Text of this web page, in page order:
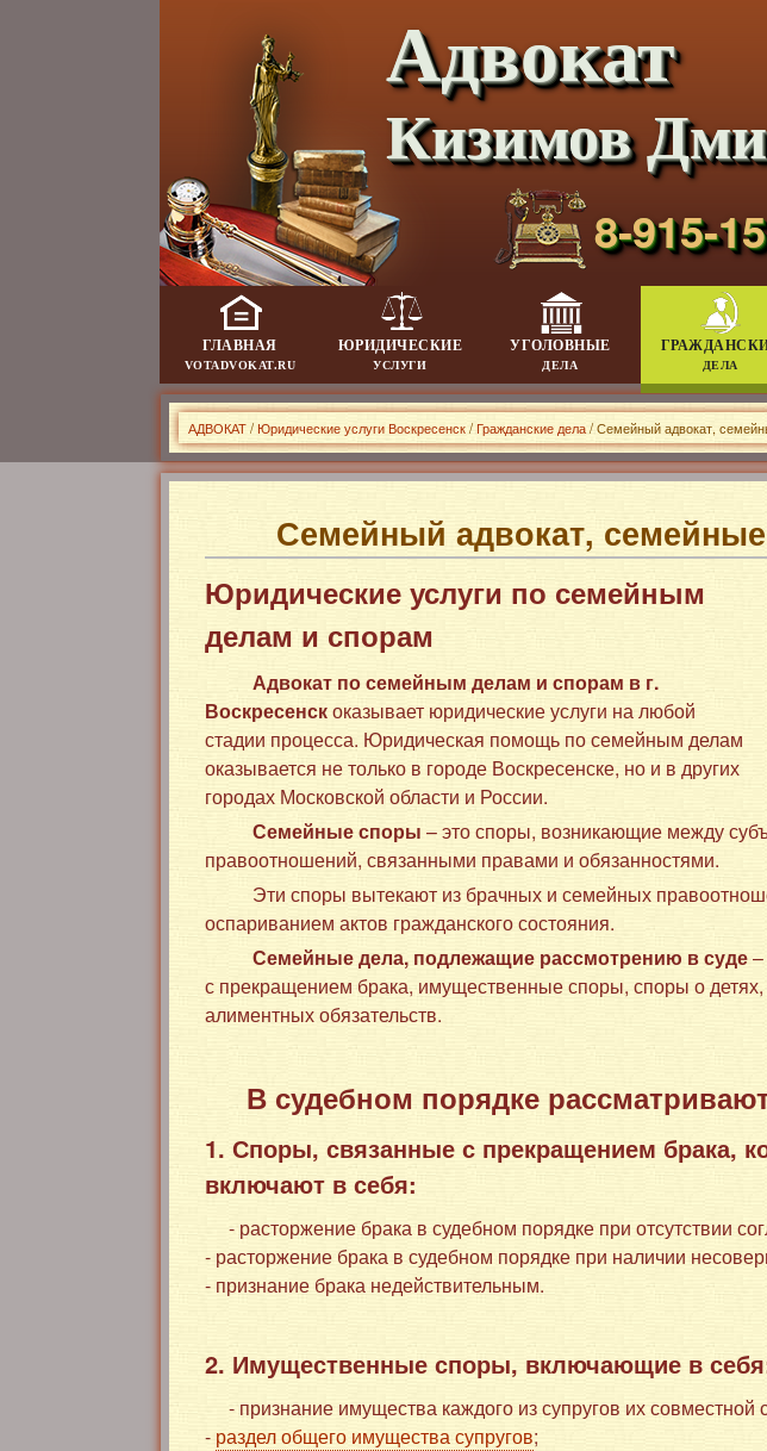
Адвокат
Кизимов
8-915-
ГЛАВНАЯ
VOTADVOKAT.RU
ЮРИДИЧЕСКИЕ
УСЛУГИ
УГОЛОВНЫЕ
ДЕЛА ДЕЛА
АДВОКАТ/Юридические услуги Воскресенск/Гражданские дела/ Семейный адвокат,
Семейный адвокат,
Юридические услуги по семейным
делам и спорам
Адвокат по семейным делам и спорам в г.
Воскресенскоказывает юридические услуги на любой
стадии процесса. Юридическая помощь по семейным делам
оказывается не только в городе Воскресенске, но и в других
городах Московской области и России.
Семейные споры – это споры, возникающие между
правоотношений, связанными правами и обязанностями.
Эти споры вытекают из брачных и семейных
оспариванием актов гражданского состояния.
Семейные дела, подлежащие рассмотрению в суде
с прекращением брака, имущественные споры, споры о
алиментных обязательств.
В судебном порядке
1. Споры, связанные с прекращением брака,
включают в себя:
- расторжение брака в судебном порядке при отсутствии
- расторжение брака в судебном порядке при наличии
- признание брака недействительным.
2. Имущественные споры, включающие в
- признание имущества каждого из супругов их совместной
- раздел общего имущества супругов;